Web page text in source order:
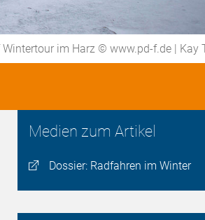
Wintertour im Harz © www.pd-f.de | Kay
Medien zum Artikel
Dossier: Radfahren im Winter